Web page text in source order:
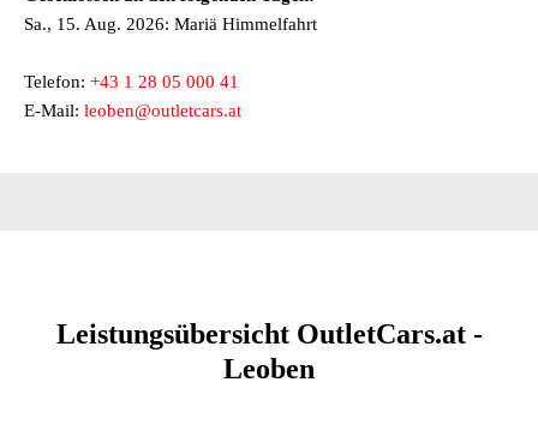
Sa., 15. Aug. 2026: Mariä Himmelfahrt
Kontakt
Telefon: +43 1 28 05 000 41
E-Mail: leoben@outletcars.at
Leistungsübersicht OutletCars.at -
Leoben